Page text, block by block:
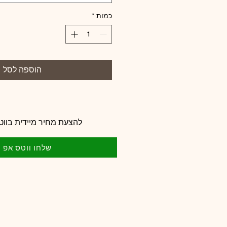
כמות *
הוספה לסל
להצעת מחיר מיידית
שלחו ווטס אפ